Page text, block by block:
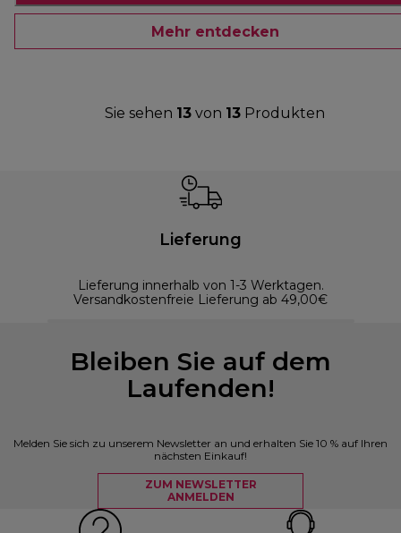
Mehr entdecken
Sie sehen 13 von 13 Produkten
Lieferung
Lieferung innerhalb von 1-3 Werktagen.
Versandkostenfreie Lieferung ab 49,00€
Bleiben Sie auf dem
Laufenden!
Melden Sie sich zu unserem Newsletter an und erhalten Sie 10 % auf Ihren
nächsten Einkauf!
ZUM NEWSLETTER
ANMELDEN